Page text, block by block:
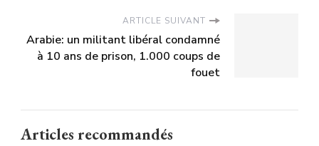
ARTICLE SUIVANT
Arabie: un militant libéral condamné
à 10 ans de prison, 1.000 coups de
fouet
Articles recommandés